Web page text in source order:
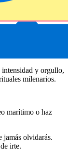
la Humanidad por
intensidad y orgullo,
milenarios.
marítimo o haz
jamás olvidarás.
irte.